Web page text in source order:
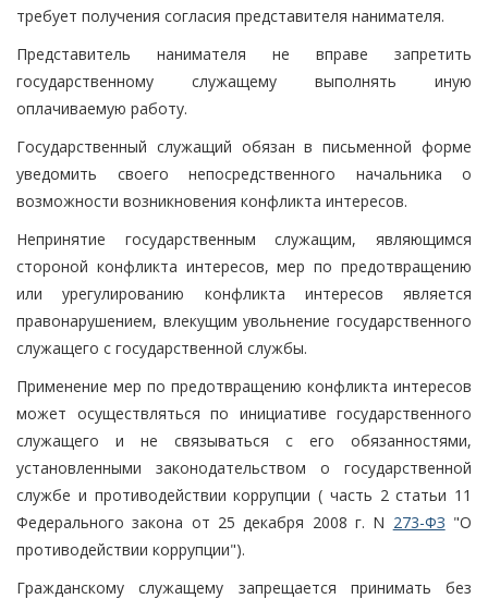
требует получения согласия представителя нанимателя.
Представитель нанимателя не вправе запретить
государственному служащему выполнять иную
оплачиваемую работу.
Государственный служащий обязан в письменной форме
уведомить своего непосредственного начальника о
возможности возникновения конфликта интересов.
Непринятие государственным служащим, являющимся
стороной конфликта интересов, мер по предотвращению
или урегулированию конфликта интересов является
правонарушением, влекущим увольнение государственного
служащего с государственной службы.
Применение мер по предотвращению конфликта интересов
может осуществляться по инициативе государственного
служащего и не связываться с его обязанностями,
установленными законодательством о государственной
службе и противодействии коррупции ( часть 2 статьи 11
Федерального закона от 25 декабря 2008 г. N 273-ФЗ "О
противодействии коррупции").
Гражданскому служащему запрещается принимать без